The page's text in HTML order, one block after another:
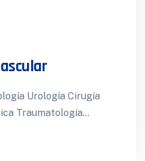
Urología Cirugía
Traumatología